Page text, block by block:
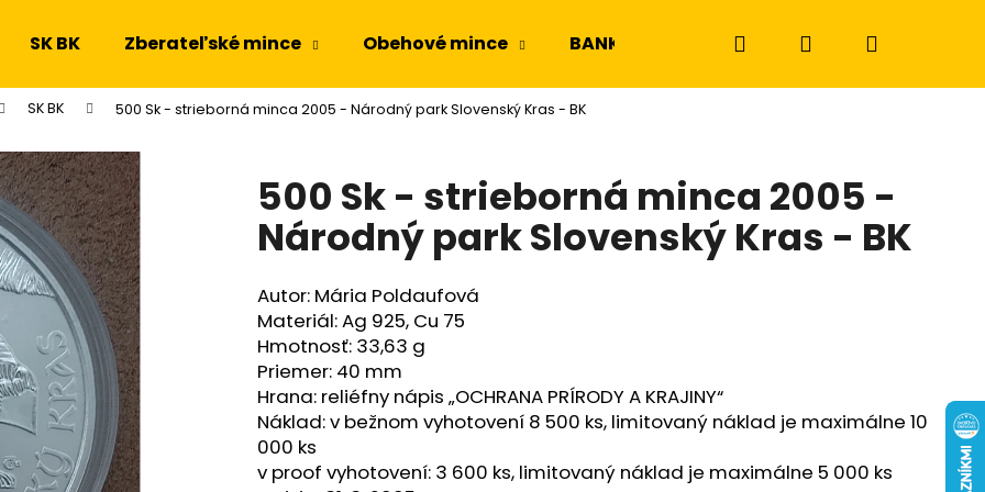
SK BK Zberateľské mince Obehové mince BANKOVKY NGC a PMG Odznaky a
HľadaťPrihlásenieNákupný
SK BK 500 Sk - strieborná minca 2005 - Národný park Slovenský Kras - BK
500 Sk - strieborná minca 2005 -
Národný park Slovenský Kras - BK
Autor: Mária Poldaufová
Materiál: Ag 925, Cu 75
Hmotnosť: 33,63 g
Priemer: 40 mm
Hrana: reliéfny nápis „OCHRANA PRÍRODY A KRAJINY“
Náklad: v bežnom vyhotovení 8 500 ks, limitovaný náklad je maximálne 10
000 ks
v proof vyhotovení: 3 600 ks, limitovaný náklad je maximálne 5 000 ks
Čo potrebujete nájsť?
HĽADAŤ
Odporúčame